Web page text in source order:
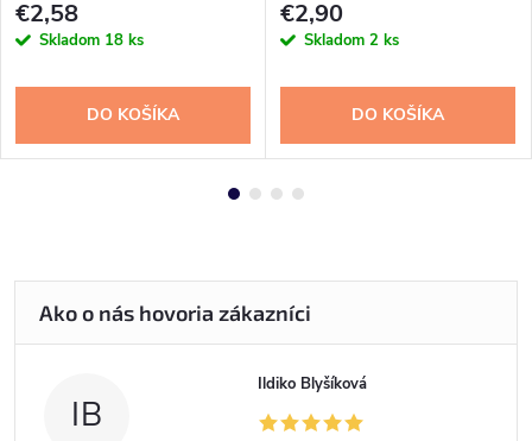
€2,58
Skladom 18 ks
DO KOŠÍKA
€2,90
Skladom 2 ks
DO KOŠÍKA
IB
Ildiko Blyšíková